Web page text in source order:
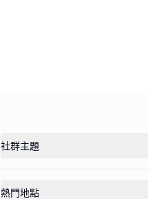
社群主題
熱門地點